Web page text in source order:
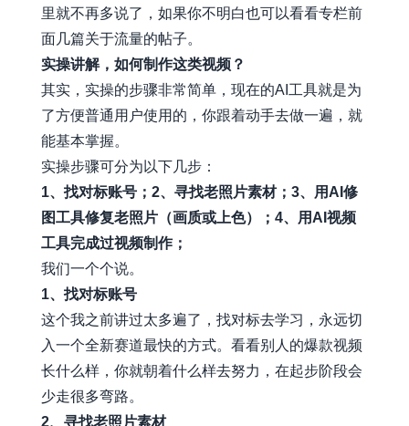
里就不再多说了，如果你不明白也可以看看专栏前
面几篇关于流量的帖子。
实操讲解，如何制作这类视频？
其实，实操的步骤非常简单，现在的AI工具就是为
了方便普通用户使用的，你跟着动手去做一遍，就
能基本掌握。
实操步骤可分为以下几步：
1、找对标账号；2、寻找老照片素材；3、用AI修
图工具修复老照片（画质或上色）；4、用AI视频
工具完成过视频制作；
我们一个个说。
1、找对标账号
这个我之前讲过太多遍了，找对标去学习，永远切
入一个全新赛道最快的方式。看看别人的爆款视频
长什么样，你就朝着什么样去努力，在起步阶段会
少走很多弯路。
2、寻找老照片素材